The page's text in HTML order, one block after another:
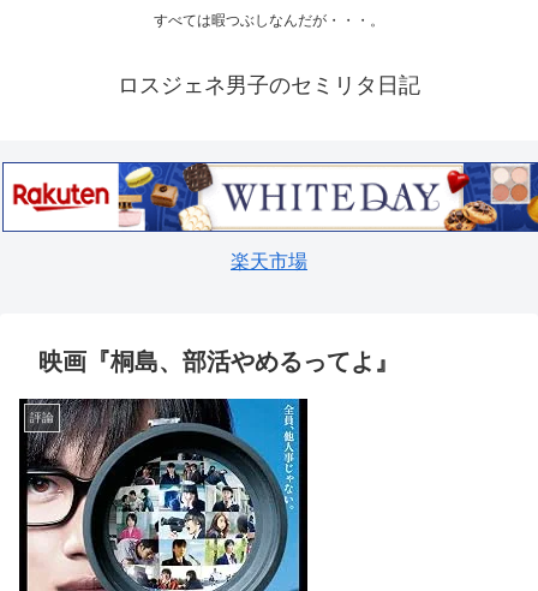
すべては暇つぶしなんだが・・・。
ロスジェネ男子のセミリタ日記
楽天市場
映画『桐島、部活やめるってよ』
評論